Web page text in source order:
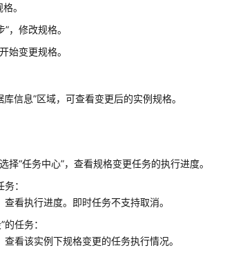
。
，修改规格。
始变更规格。
信息”区域，可查看变更后的实例规格。
“任务中心”，查看规格变更任务的执行进度。
：
看执行进度。即时任务不支持取消。
任务：
看该实例下规格变更的任务执行情况。